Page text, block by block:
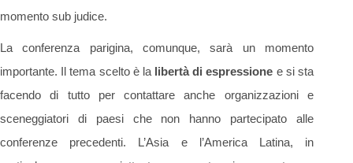
momento sub judice.
La conferenza parigina, comunque, sarà un momento
importante. Il tema scelto è la libertà di espressione e si sta
facendo di tutto per contattare anche organizzazioni e
sceneggiatori di paesi che non hanno partecipato alle
conferenze precedenti. L’Asia e l’America Latina, in